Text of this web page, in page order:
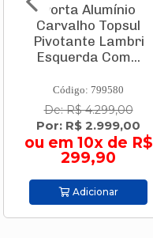
Porta Alumínio
Carvalho Topsul
Pivotante Lambri
Esquerda Com...
Código: 799580
De: R$ 4.299,00
Por: R$ 2.999,00
ou em 10x de R$
299,90
Adicionar